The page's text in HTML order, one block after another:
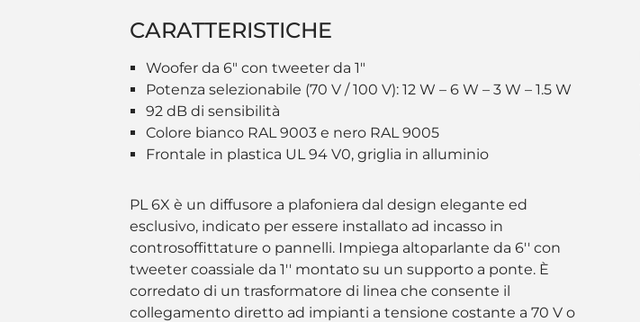
CARATTERISTICHE
Woofer da 6" con tweeter da 1"
Potenza selezionabile (70 V / 100 V): 12 W – 6 W – 3 W – 1.5 W
92 dB di sensibilità
Colore bianco RAL 9003 e nero RAL 9005
Frontale in plastica UL 94 V0, griglia in alluminio
PL 6X è un diffusore a plafoniera dal design elegante ed
esclusivo, indicato per essere installato ad incasso in
controsoffittature o pannelli. Impiega altoparlante da 6'' con
tweeter coassiale da 1'' montato su un supporto a ponte. È
corredato di un trasformatore di linea che consente il
collegamento diretto ad impianti a tensione costante a 70 V o